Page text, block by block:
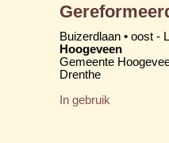
Buizerdlaan • oost -
Hoogeveen
Gemeente
Drenthe
In gebruik